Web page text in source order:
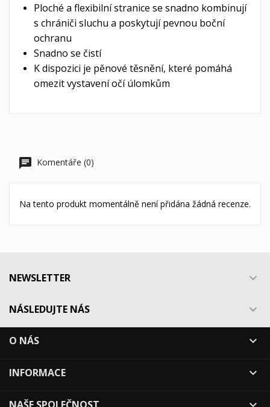
Ploché a flexibilní stranice se snadno kombinují
s chrániči sluchu a poskytují pevnou boční
ochranu
Snadno se čistí
K dispozici je pěnové těsnění, které pomáhá
omezit vystavení očí úlomkům
Komentáře (0)
Na tento produkt momentálně není přidána žádná recenze.
NEWSLETTER 
NÁSLEDUJTE NÁS 
O NÁS 
INFORMACE 